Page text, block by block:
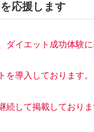
応援します
ダイエット成功体験に
を導入しております。
続して掲載しておりま